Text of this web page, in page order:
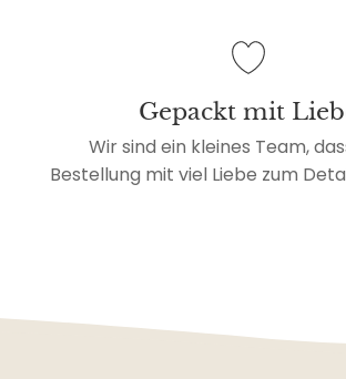
Gepackt mit
Wir sind ein kleines Team,
Bestellung mit viel Liebe zum